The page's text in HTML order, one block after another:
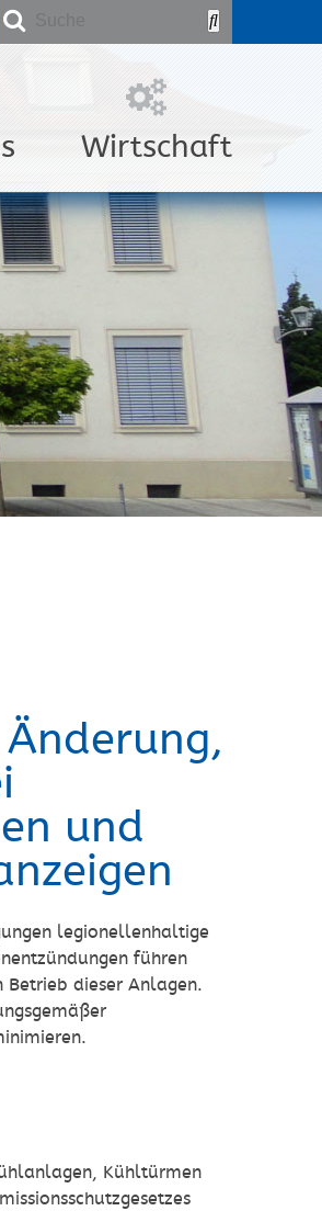
Wirtschaft
und
legionellenhaltige
führen
Betrieb dieser Anlagen.
Kühltürmen